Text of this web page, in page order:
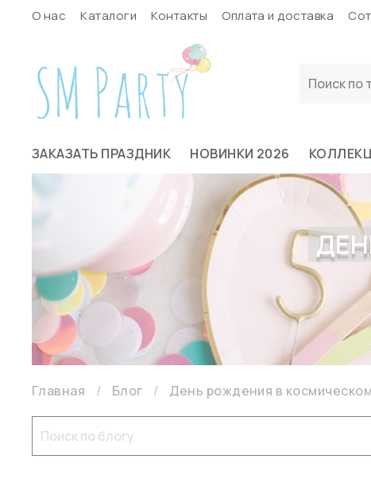
О нас Каталоги Контакты Оплата и доставка
ЗАКАЗАТЬ ПРАЗДНИК НОВИНКИ 2026
Главная Блог День рождения в